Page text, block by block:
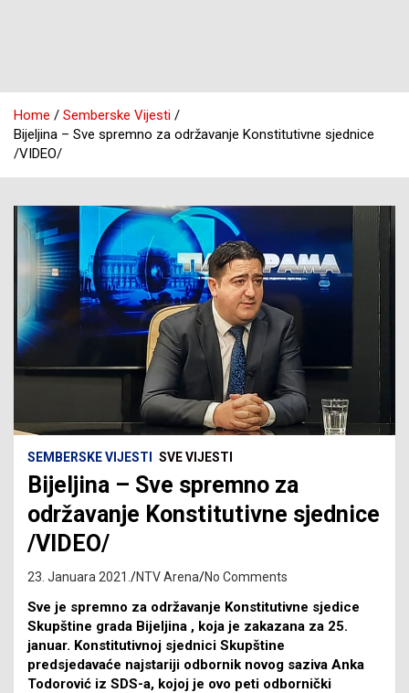
Home
Semberske Vijesti
Bijeljina – Sve spremno za održavanje Konstitutivne sjednice
/VIDEO/
SEMBERSKE VIJESTI SVE VIJESTI
Bijeljina – Sve spremno za
održavanje Konstitutivne sjednice
/VIDEO/
23. Januara 2021. NTV Arena No Comments
Sve je spremno za održavanje Konstitutivne sjedice
Skupštine grada Bijeljina , koja je zakazana za 25.
januar. Konstitutivnoj sjednici Skupštine
predsjedavaće najstariji odbornik novog saziva Anka
Todorović iz SDS-a, kojoj je ovo peti odbornički